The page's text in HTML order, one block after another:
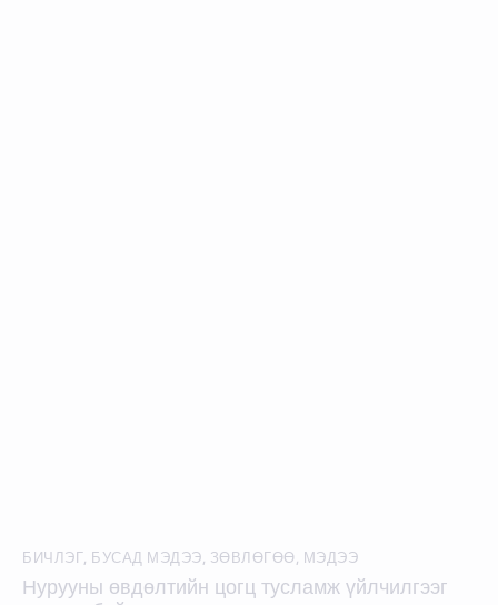
БИЧЛЭГ БУСАД МЭДЭЭ ЗӨВЛӨГӨӨ МЭДЭЭ
Нурууны өвдөлтийн цогц тусламж үйлчилгээг